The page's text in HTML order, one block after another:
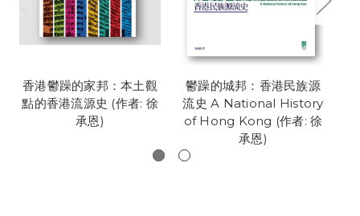
香港鬱躁的家邦：本土觀
點的香港流源史 (作者: 徐
承恩)
鬱躁的城邦：香港民族源
流史 A National History
of Hong Kong (作者: 徐
承恩)